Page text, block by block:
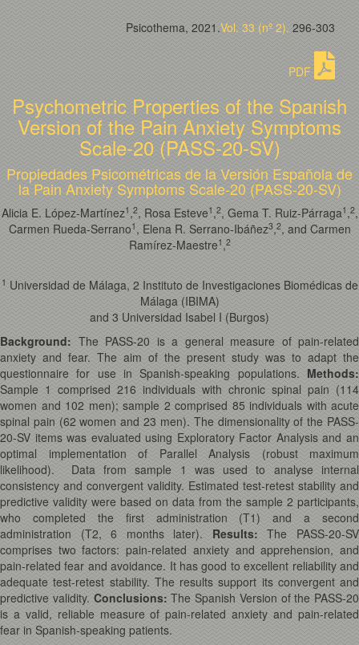
Psicothema, 2021.Vol. 33 (nº 2). 296-303
PDF
Psychometric Properties of the Spanish
Version of the Pain Anxiety Symptoms
Scale-20 (PASS-20-SV)
Propiedades Psicométricas de la Versión Española de
la Pain Anxiety Symptoms Scale-20 (PASS-20-SV)
Alicia E. López-Martínez1 ,2, Rosa Esteve1 ,2, Gema T. Ruiz-Párraga1 ,2,
Carmen Rueda-Serrano1 , Elena R. Serrano-Ibáñez3,2, and Carmen
Ramírez-Maestre1 ,2
1 Universidad de Málaga, 2 Instituto de Investigaciones Biomédicas de
Málaga (IBIMA)
and 3 Universidad Isabel I (Burgos)
Background: The PASS-20 is a general measure of pain-related
anxiety and fear. The aim of the present study was to adapt the
questionnaire for use in Spanish-speaking populations. Methods:
Sample 1 comprised 216 individuals with chronic spinal pain (114
women and 102 men); sample 2 comprised 85 individuals with acute
spinal pain (62 women and 23 men). The dimensionality of the PASS-
20-SV items was evaluated using Exploratory Factor Analysis and an
optimal implementation of Parallel Analysis (robust maximum
likelihood). Data from sample 1 was used to analyse internal
consistency and convergent validity. Estimated test-retest stability and
predictive validity were based on data from the sample 2 participants,
who completed the first administration (T1) and a second
administration (T2, 6 months later). Results: The PASS-20-SV
comprises two factors: pain-related anxiety and apprehension, and
pain-related fear and avoidance. It has good to excellent reliability and
adequate test-retest stability. The results support its convergent and
predictive validity. Conclusions:The Spanish Version of the PASS-20
is a valid, reliable measure of pain-related anxiety and pain-related
fear in Spanish-speaking patients.